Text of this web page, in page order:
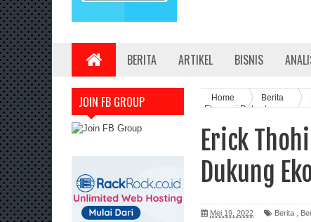
BERITA ARTIKEL BISNIS
JOIN FB GROUP Home Berita
Ekonomi Rakyat
Erick
Dukung
Mei 19, 2022 Berita